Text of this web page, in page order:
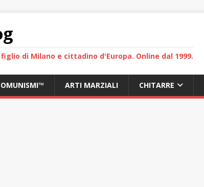
di Milano e cittadino d'Europa. Online dal 1999.
ARTI MARZIALI CHITARRE